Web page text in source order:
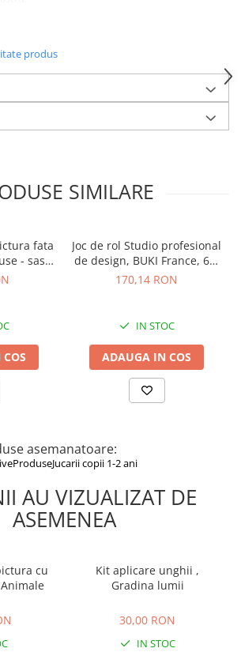
iar vopselele respectă standardele
siguranță în timpul jocului.
(140 g fiecare): portocaliu, verde,
2 șabloane cu modele, tăietor, sucitor, 10
gluten
vopsele conforme EN71 & ASTM
produs
SIMILARE
fata
- sase
-
Joc de rol Studio profesional
de design, BUKI France, 6-7
ani +
170,14 RON
IN STOC
ADAUGA IN COS
asemanatoare:
ProduseJucarii copii 1-2 ani
AU VIZUALIZAT DE
ASEMENEA
cu
Kit aplicare unghii ,
Gradina lumii
30,00 RON
IN STOC